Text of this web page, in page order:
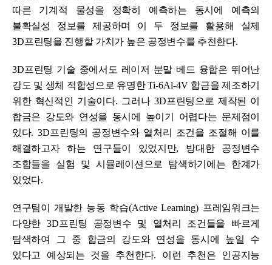
따른 기계적 물성을 정확히 예측하는 동시에 예측의
불확실성 정보를 제공하며 이 두 정보를 활용해 실제
3D프린팅을 진행할 가치가 높은 공정변수를 추천한다.
3D프린팅 기술 중에서도 레이저 분말 베드 융합은 뛰어난
강도 및 생체 적합성으로 유명한Ti-6Al-4V 합금을 제조하기
위한 혁신적인 기술이다. 그러나 3D프린팅으로 제작된 이
합금은 강도와 연성을 동시에 높이기 어렵다는 문제점이
있다. 3D프린팅의 공정변수와 열처리 조건을 조절해 이를
해결하고자 하는 연구들이 있었지만, 방대한 공정변수
조합들을 실험 및 시뮬레이션으로 탐색하기에는 한계가
있었다.
연구팀이 개발한 능동 학습(Active Learning) 프레임워크는
다양한 3D프린팅 공정변수 및 열처리 조건들을 빠르게
탐색하여 그 중 합금의 강도와 연성을 동시에 높일 수
있다고 예상되는 것을 추천한다. 이런 추천은 인공지능